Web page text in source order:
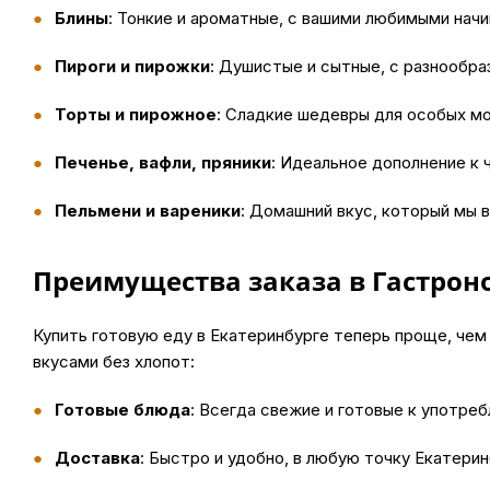
Блины: Тонкие и ароматные, с вашими любимыми
Пироги и пирожки: Душистые и сытные, с
Торты и пирожное: Сладкие шедевры для особых
Печенье, вафли, пряники: Идеальное дополнение к
Пельмени и вареники: Домашний вкус, который мы
Преимущества заказа в
Купить готовую еду в Екатеринбурге теперь проще,
вкусами без хлопот:
Готовые блюда: Всегда свежие и готовые к
Доставка: Быстро и удобно, в любую точку